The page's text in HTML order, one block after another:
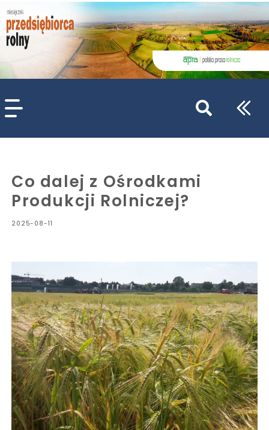
Co dalej z Ośrodkami
Produkcji Rolniczej?
2025-08-11